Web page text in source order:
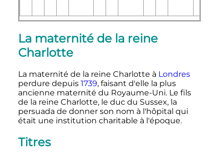
La maternité de la reine
Charlotte
La maternité de la reine Charlotte à Londres
perdure depuis 1739, faisant d'elle la plus
ancienne maternité du Royaume-Uni. Le fils
de la reine Charlotte, le duc du Sussex, la
persuada de donner son nom à l'hôpital qui
était une institution charitable à l'époque.
Titres